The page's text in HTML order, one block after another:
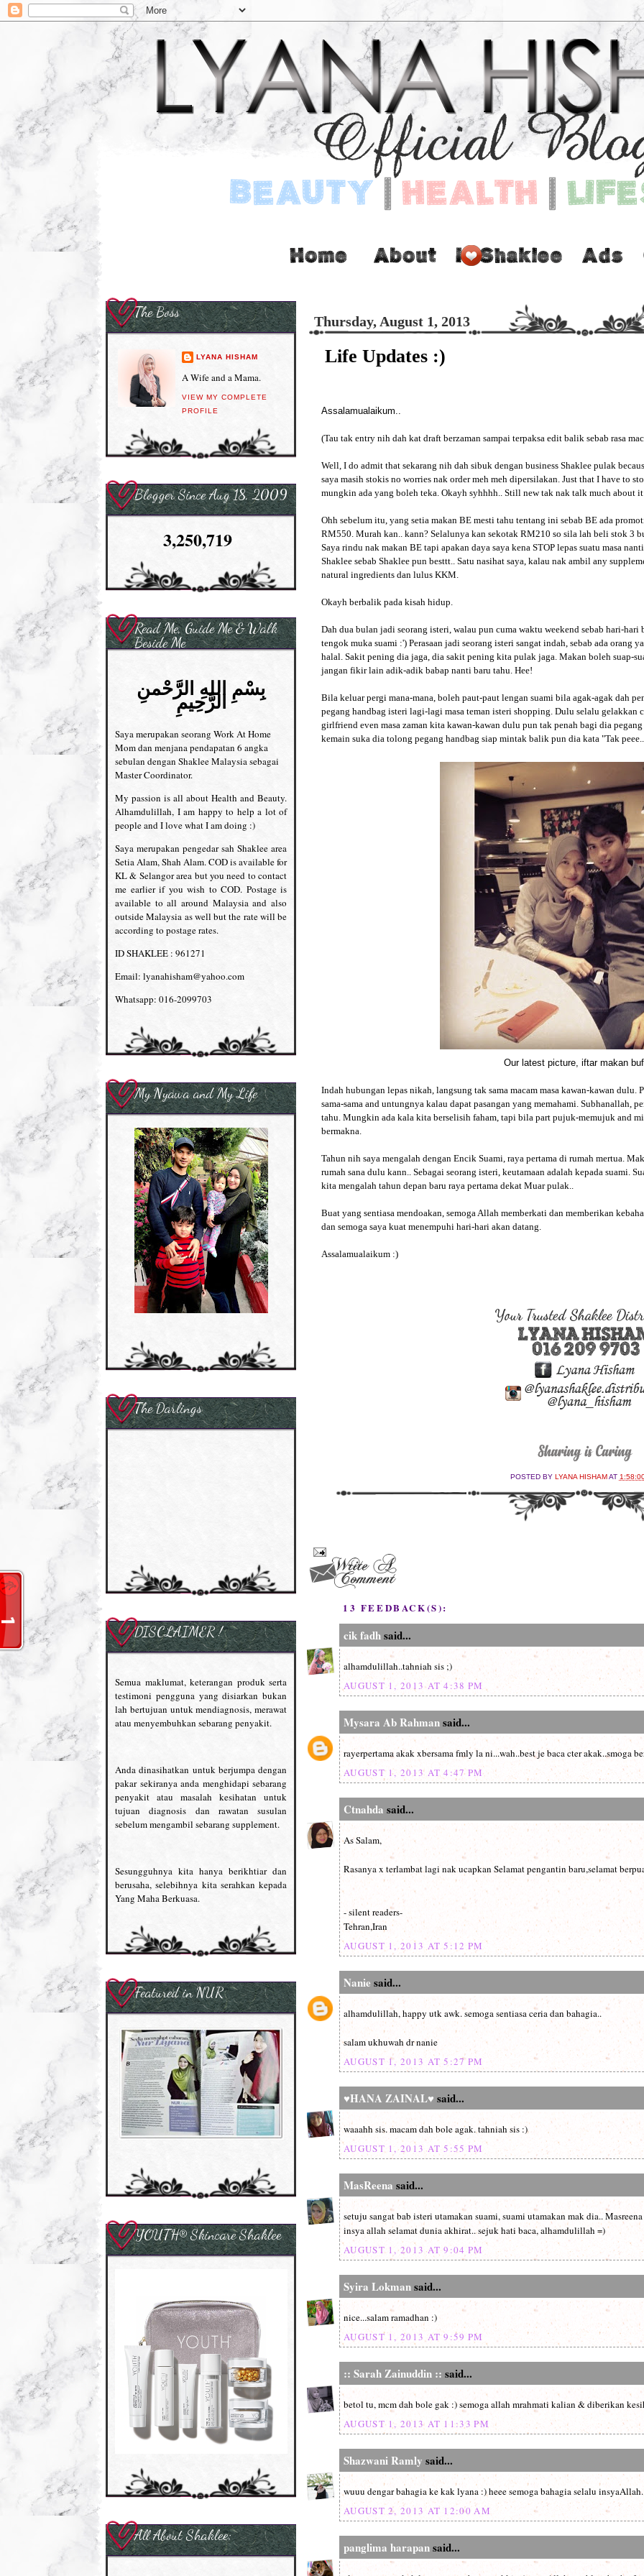
Thursday, August 1, 2013
Life Updates :)
Assalamualaikum..
(Tau tak entry nih dah kat draft berzaman sampai terpaksa edit balik sebab rasa
Well, I do admit that sekarang nih dah sibuk dengan business Shaklee pulak
saya masih stokis no worries nak order meh meh dipersilakan. Just that I have to
mungkin ada yang boleh teka. Okayh syhhhh.. Still new tak nak talk much about
Ohh sebelum itu, yang setia makan BE mesti tahu tentang ini sebab BE ada
RM550. Murah kan.. kann? Selalunya kan sekotak RM210 so sila lah beli stok 3
Saya rindu nak makan BE tapi apakan daya saya kena STOP lepas suatu masa
Shaklee sebab Shaklee pun besttt.. Satu nasihat saya, kalau nak ambil any
natural ingredients dan lulus KKM.
Okayh berbalik pada kisah hidup.
Dah dua bulan jadi seorang isteri, walau pun cuma waktu weekend sebab hari-hari
tengok muka suami :') Perasaan jadi seorang isteri sangat indah, sebab ada orang
halal. Sakit pening dia jaga, dia sakit pening kita pulak jaga. Makan boleh suap-
jangan fikir lain adik-adik babap nanti baru tahu. Hee!
Bila keluar pergi mana-mana, boleh paut-paut lengan suami bila agak-agak dah
pegang handbag isteri lagi-lagi masa teman isteri shopping. Dulu selalu gelakkan
girlfriend even masa zaman kita kawan-kawan dulu pun tak penah bagi dia
kemain suka dia tolong pegang handbag siap mintak balik pun dia kata "Tak
Our latest picture, iftar makan
Indah hubungan lepas nikah, langsung tak sama macam masa kawan-kawan dulu.
sama-sama and untungnya kalau dapat pasangan yang memahami. Subhanallah,
tahu. Mungkin ada kala kita berselisih faham, tapi bila part pujuk-memujuk and
bermakna.
Tahun nih saya mengalah dengan Encik Suami, raya pertama di rumah mertua.
rumah sana dulu kann.. Sebagai seorang isteri, keutamaan adalah kepada suami.
kita mengalah tahun depan baru raya pertama dekat Muar pulak..
Buat yang sentiasa mendoakan, semoga Allah memberkati dan memberikan
dan semoga saya kuat menempuhi hari-hari akan datang.
Assalamualaikum :)
POSTED BY LYANA HISHAMAT
13 FEEDBACK(S):
cik fadhsaid...
alhamdulillah..tahniah sis ;)
AUGUST 1, 2013 AT 4:38 PM
Mysara Ab Rahmansaid...
rayerpertama akak xbersama fmly la ni...wah..best je baca cter akak..smoga
AUGUST 1, 2013 AT 4:47 PM
Ctnahda said...
As Salam,
Rasanya x terlambat lagi nak ucapkan Selamat pengantin baru,selamat
- silent readers-
Tehran,Iran
AUGUST 1, 2013 AT 5:12 PM
Nanie said...
alhamdulillah, happy utk awk. semoga sentiasa ceria dan bahagia..
salam ukhuwah dr nanie
AUGUST 1, 2013 AT 5:27 PM
♥HANA ZAINAL♥ said...
waaahh sis. macam dah bole agak. tahniah sis :)
AUGUST 1, 2013 AT 5:55 PM
MasReena said...
setuju sangat bab isteri utamakan suami, suami utamakan mak dia..
insya allah selamat dunia akhirat.. sejuk hati baca, alhamdulillah =)
AUGUST 1, 2013 AT 9:04 PM
Syira Lokmansaid...
nice...salam ramadhan :)
AUGUST 1, 2013 AT 9:59 PM
:: Sarah Zainuddin :: said...
betol tu, mcm dah bole gak :) semoga allah mrahmati kalian & diberikan
AUGUST 1, 2013 AT 11:33 PM
Shazwani Ramly said...
wuuu dengar bahagia ke kak lyana :) heee semoga bahagia selalu insyaAllah.
AUGUST 2, 2013 AT 12:00 AM
panglima harapansaid...
The Boss
LYANA HISHAM
A Wife and a Mama.
VIEW MY COMPLETE
PROFILE
Blogger Since Aug 18, 2009
3,250,719
Read Me, Guide Me & Walk
Beside Me
بِسْمِ اللهِ الرَّحْمنِ
الرَّحِيمِ
Saya merupakan seorang Work At Home
Mom dan menjana pendapatan 6 angka
sebulan dengan Shaklee Malaysia sebagai
Master Coordinator.
My passion is all about Health and Beauty.
Alhamdulillah, I am happy to help a lot of
people and I love what I am doing :)
Saya merupakan pengedar sah Shaklee area
Setia Alam, Shah Alam. COD is available for
KL & Selangor area but you need to contact
me earlier if you wish to COD. Postage is
available to all around Malaysia and also
outside Malaysia as well but the rate will be
according to postage rates.
ID SHAKLEE : 961271
Email: lyanahisham@yahoo.com
Whatsapp: 016-2099703
My Nyawa and My Life
The Darlings
DISCLAIMER !
Semua maklumat, keterangan produk serta
testimoni pengguna yang disiarkan bukan
lah bertujuan untuk mendiagnosis, merawat
atau menyembuhkan sebarang penyakit.
Anda dinasihatkan untuk berjumpa dengan
pakar sekiranya anda menghidapi sebarang
penyakit atau masalah kesihatan untuk
tujuan diagnosis dan rawatan susulan
sebelum mengambil sebarang supplement.
Sesungguhnya kita hanya berikhtiar dan
berusaha, selebihnya kita serahkan kepada
Yang Maha Berkuasa.
Featured in NUR
YOUTH® Skincare Shaklee
All About Shaklee: